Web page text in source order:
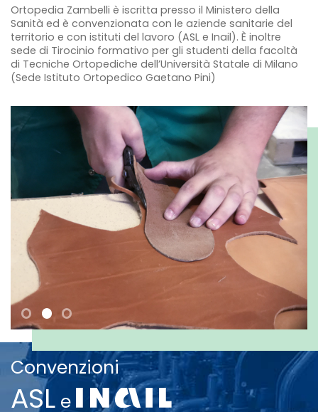
Ortopedia Zambelli è iscritta presso il Ministero della
Sanità ed è convenzionata con le aziende sanitarie del
territorio e con istituti del lavoro (ASL e Inail). È inoltre
sede di Tirocinio formativo per gli studenti della facoltà
di Tecniche Ortopediche dell’Università Statale di Milano
(Sede Istituto Ortopedico Gaetano Pini)
Convenzioni
ASL e